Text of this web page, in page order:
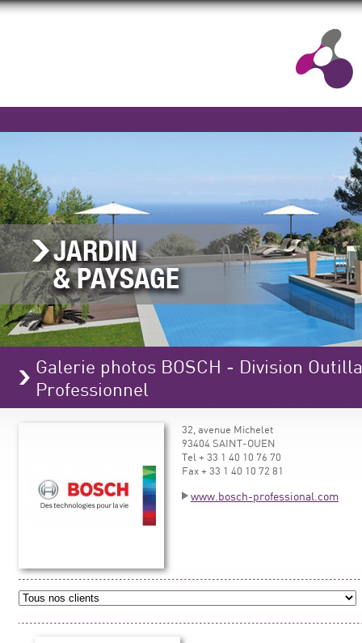
Galerie photos BOSCH - Division
Professionnel
32, avenue Michelet
93404 SAINT-OUEN
Tel + 33 1 40 10 76 70
Fax + 33 1 40 10 72 81
www.bosch-professional.com